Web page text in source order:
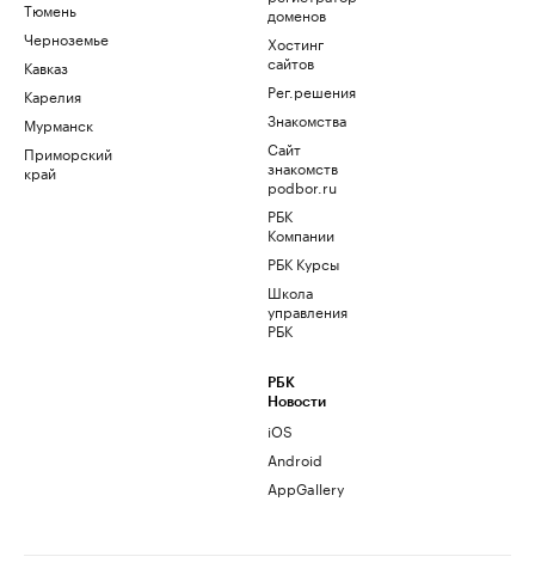
Тюмень
Черноземье
Кавказ
Карелия
Мурманск
Приморский
край
доменов
Хостинг
сайтов
Рег.решения
Знакомства
Сайт
знакомств
podbor.ru
РБК
Компании
РБК Курсы
Школа
управления
РБК
РБК
Новости
iOS
Android
AppGallery